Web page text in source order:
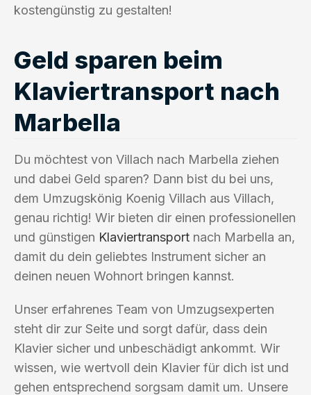
kostengünstig zu gestalten!
Geld sparen beim
Klaviertransport nach
Marbella
Du möchtest von Villach nach Marbella ziehen
und dabei Geld sparen? Dann bist du bei uns,
dem Umzugskönig Koenig Villach aus Villach,
genau richtig! Wir bieten dir einen professionellen
und günstigen Klaviertransport nach Marbella an,
damit du dein geliebtes Instrument sicher an
deinen neuen Wohnort bringen kannst.
Unser erfahrenes Team von Umzugsexperten
steht dir zur Seite und sorgt dafür, dass dein
Klavier sicher und unbeschädigt ankommt. Wir
wissen, wie wertvoll dein Klavier für dich ist und
gehen entsprechend sorgsam damit um. Unsere